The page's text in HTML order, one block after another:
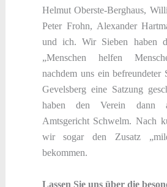
Helmut Oberste-Berghaus,
Peter Frohn, Alexander
und ich. Wir Sieben haben
„Menschen helfen
nachdem uns ein befreundeter
Gevelsberg eine Satzung
haben den Verein dann
Amtsgericht Schwelm. Nach
wir sogar den Zusatz
bekommen.
Lassen Sie uns über die